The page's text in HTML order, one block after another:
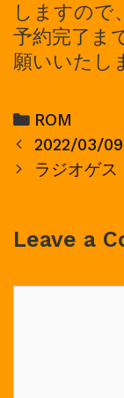
しますので
予約完了ま
願いいたし
Categories
ROM
Post
navigation
2022/03/
ラジオゲス
Leave a